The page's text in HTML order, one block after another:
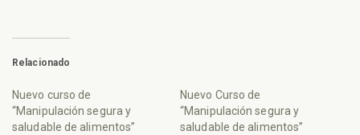
Relacionado
Nuevo curso de
“Manipulación segura y
saludable de alimentos”
Nuevo Curso de
“Manipulación segura y
saludable de alimentos”